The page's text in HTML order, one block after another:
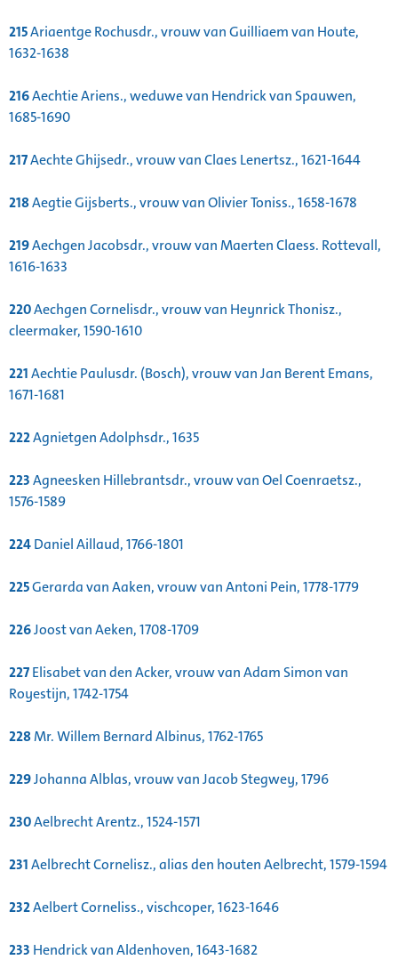
215Ariaentge Rochusdr., vrouw van Guilliaem van Houte,
1632-1638
216Aechtie Ariens., weduwe van Hendrick van Spauwen,
1685-1690
217Aechte Ghijsedr., vrouw van Claes Lenertsz., 1621-1644
218Aegtie Gijsberts., vrouw van Olivier Toniss., 1658-1678
219Aechgen Jacobsdr., vrouw van Maerten Claess. Rottevall,
1616-1633
220Aechgen Cornelisdr., vrouw van Heynrick Thonisz.,
cleermaker, 1590-1610
221Aechtie Paulusdr. (Bosch), vrouw van Jan Berent Emans,
1671-1681
222Agnietgen Adolphsdr., 1635
223Agneesken Hillebrantsdr., vrouw van Oel Coenraetsz.,
1576-1589
224Daniel Aillaud, 1766-1801
225Gerarda van Aaken, vrouw van Antoni Pein, 1778-1779
226Joost van Aeken, 1708-1709
227Elisabet van den Acker, vrouw van Adam Simon van
Royestijn, 1742-1754
228Mr. Willem Bernard Albinus, 1762-1765
229Johanna Alblas, vrouw van Jacob Stegwey, 1796
230Aelbrecht Arentz., 1524-1571
231Aelbrecht Cornelisz., alias den houten Aelbrecht, 1579-1594
232Aelbert Corneliss., vischcoper, 1623-1646
233 Hendrick van Aldenhoven, 1643-1682